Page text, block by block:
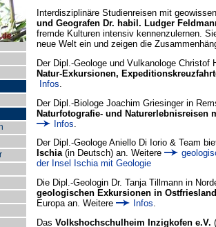
Interdisziplinäre Studienreisen mit
und Geografen Dr. habil. Ludger
fremde Kulturen intensiv kennenzulernen.
neue Welt ein und zeigen die
Der Dipl.-Geologe und Vulkanologe
Natur-Exkursionen,
Infos
Der Dipl.-Biologe Joachim Griesinger in
Naturfotografie- und Naturerlebnisreisen
Infos
Der Dipl.-Geologe Aniello Di Iorio & Team
Ischia(in Deutsch) an. Weitere
der Insel Ischia mit Geologie
Die Dipl.-Geologin Dr. Tanja Tillmann in
geologischen Exkursionen in
Europa an. Weitere
Infos.
Das Volkshochschulheim Inzigkofen e.V.